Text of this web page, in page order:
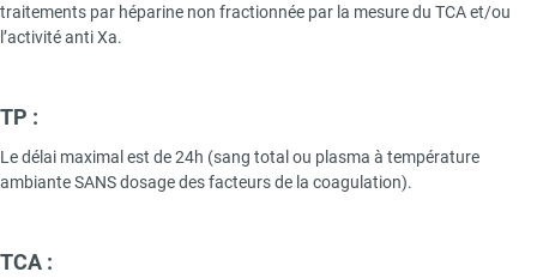
traitements par héparine non fractionnée par la mesure du TCA et/ou
l’activité anti Xa.
TP :
Le délai maximal est de 24h (sang total ou plasma à température
ambiante SANS dosage des facteurs de la coagulation).
TCA :